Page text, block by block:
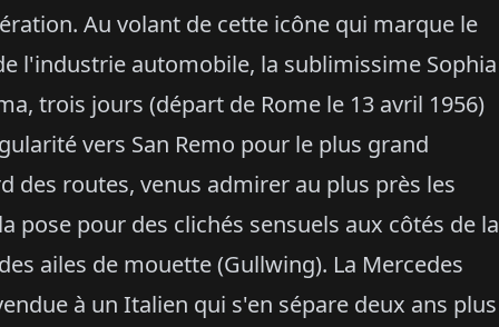
Au volant de cette icône qui marque le
l'industrie automobile, la sublimissime Sophia
trois jours (départ de Rome le 13 avril 1956)
vers San Remo pour le plus grand
des routes, venus admirer au plus près les
pose pour des clichés sensuels aux côtés de la
ailes de mouette (Gullwing). La Mercedes
à un Italien qui s'en sépare deux ans plus